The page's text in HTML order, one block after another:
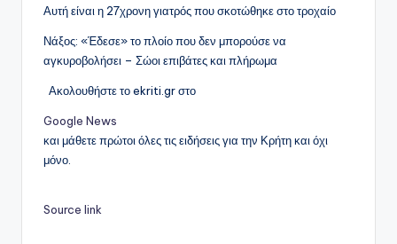
Αυτή είναι η 27χρονη γιατρός που σκοτώθηκε στο τροχαίο
Νάξος: «Έδεσε» το πλοίο που δεν μπορούσε να
αγκυροβολήσει – Σώοι επιβάτες και πλήρωμα
Ακολουθήστε το ekriti.gr στο
Google News
και μάθετε πρώτοι όλες τις ειδήσεις για την Κρήτη και όχι
μόνο.
Source link